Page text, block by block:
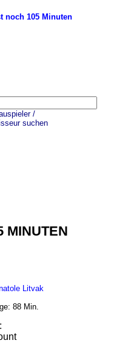
noch 105 Minuten
/
suchen
MINUTEN
Litvak
88 Min.